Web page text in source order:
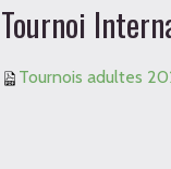
Tournoi
Tournois adultes